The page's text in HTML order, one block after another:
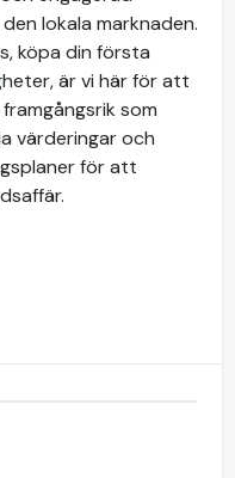
lokala marknaden.
köpa din första
är vi här för att
som
värderingar och
för att